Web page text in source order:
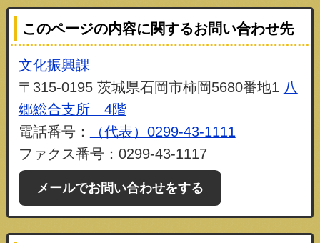
このページの内容に関するお問い合わせ先
文化振興課
〒315-0195 茨城県石岡市柿岡5680番地1 八
郷総合支所 4階
電話番号：
（代表）0299-43-1111
ファクス番号：0299-43-1117
メールでお問い合わせをする